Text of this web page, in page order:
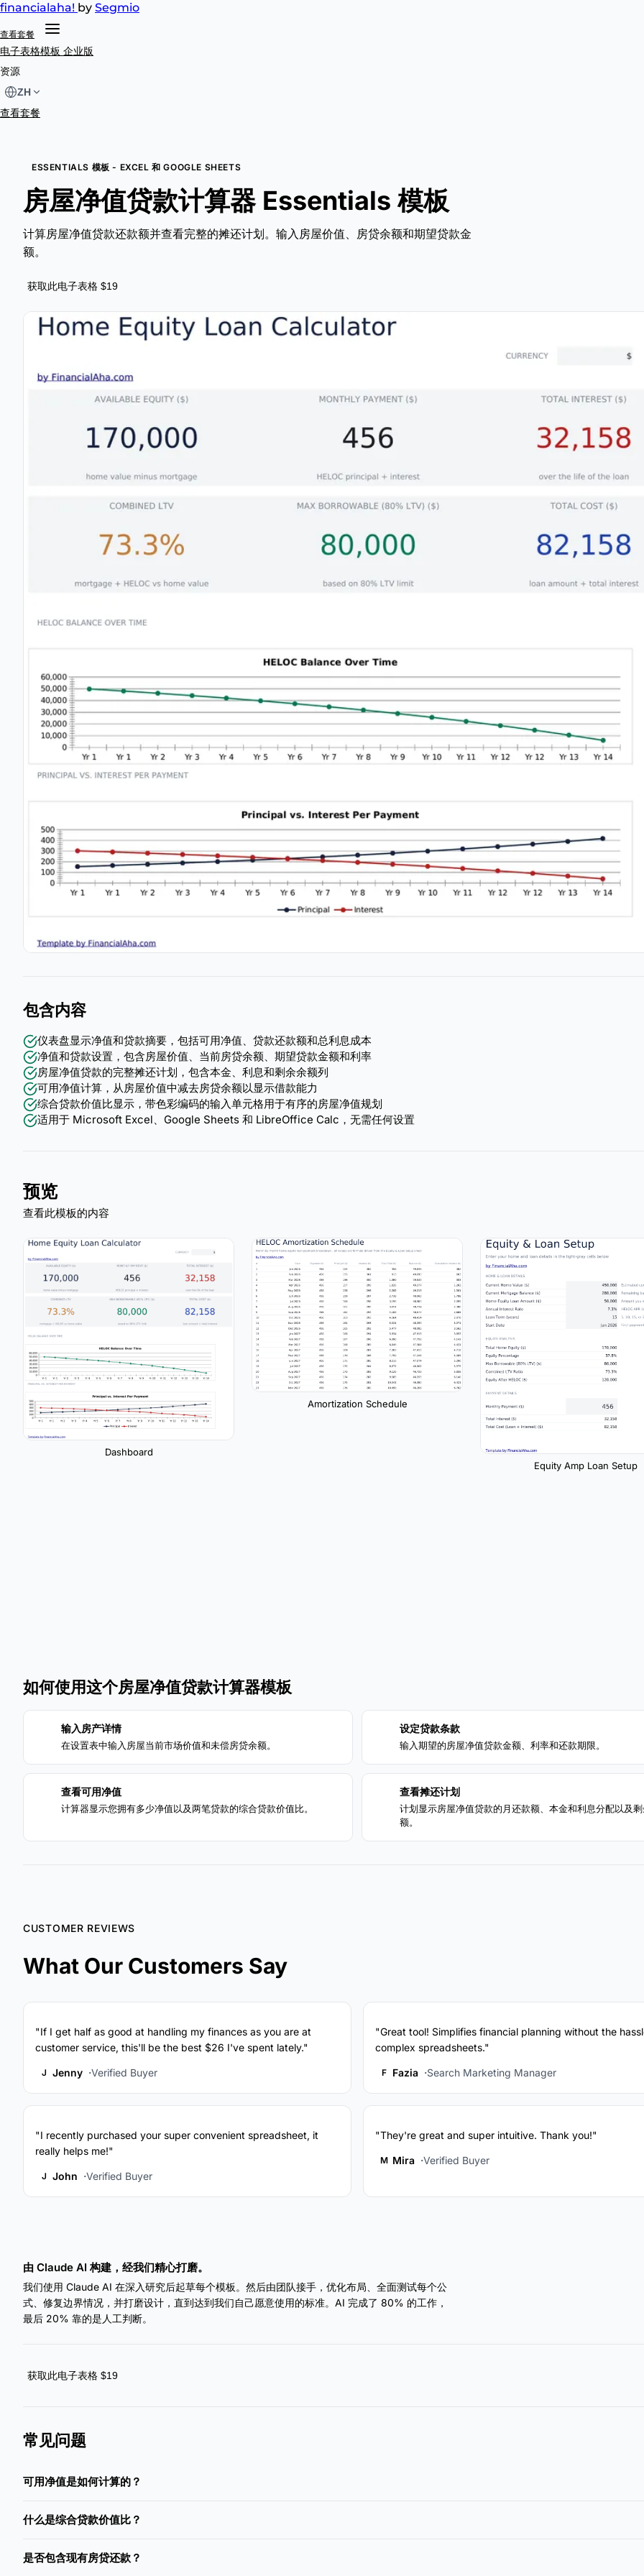
financialaha! by Segmio
查看套餐
电子表格模板 企业版
资源
ZH
查看套餐
ESSENTIALS 模板 - EXCEL 和 GOOGLE SHEETS
房屋净值贷款计算器 Essentials 模板
计算房屋净值贷款还款额并查看完整的摊还计划。输入房屋价值、房贷余额和期望贷款金
额。
获取此电子表格 $19
包含内容
仪表盘显示净值和贷款摘要，包括可用净值、贷款还款额和总利息成本
净值和贷款设置，包含房屋价值、当前房贷余额、期望贷款金额和利率
房屋净值贷款的完整摊还计划，包含本金、利息和剩余余额列
可用净值计算，从房屋价值中减去房贷余额以显示借款能力
综合贷款价值比显示，带色彩编码的输入单元格用于有序的房屋净值规划
适用于 Microsoft Excel、Google Sheets 和 LibreOffice Calc，无需任何设置
预览
查看此模板的内容
Dashboard
Amortization Schedule
Equity Amp Loan Setup
如何使用这个房屋净值贷款计算器模板
输入房产详情
在设置表中输入房屋当前市场价值和未偿房贷余额。
设定贷款条款
输入期望的房屋净值贷款金额、利率和还款期限。
查看可用净值
计算器显示您拥有多少净值以及两笔贷款的综合贷款价值比。
查看摊还计划
计划显示房屋净值贷款的月还款额、本金和利息分配以及
额。
CUSTOMER REVIEWS
What Our Customers Say
"If I get half as good at handling my finances as you are at
customer service, this'll be the best $26 I've spent lately."
J Jenny Verified Buyer
"Great tool! Simplifies financial planning without the
complex spreadsheets."
F Fazia Search Marketing Manager
"I recently purchased your super convenient spreadsheet, it
really helps me!"
J John Verified Buyer
"They're great and super intuitive. Thank you!"
M Mira Verified Buyer
由 Claude AI 构建，经我们精心打磨。
我们使用 Claude AI 在深入研究后起草每个模板。然后由团队接手，优化布局、全面测试每个公
式、修复边界情况，并打磨设计，直到达到我们自己愿意使用的标准。AI 完成了 80% 的工作，
最后 20% 靠的是人工判断。
获取此电子表格 $19
常见问题
可用净值是如何计算的？
什么是综合贷款价值比？
是否包含现有房贷还款？